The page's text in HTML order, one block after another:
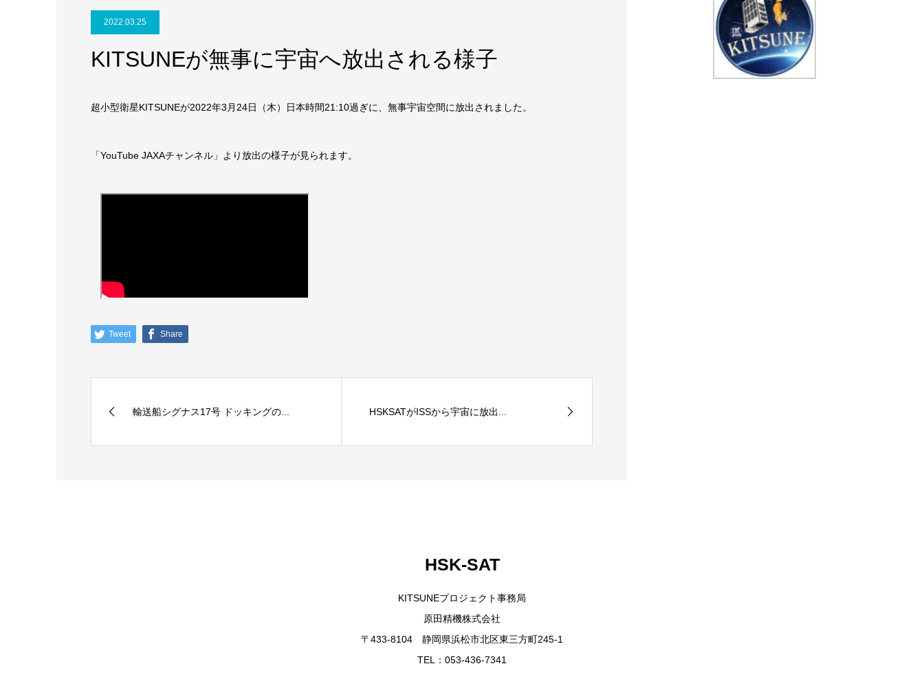
2022.03.25
KITSUNEが無事に宇宙へ放出される様子
超小型衛星KITSUNEが2022年3月24日（木）日本時間21:10過ぎに、無事宇宙空間に放出されました。
「YouTube JAXAチャンネル」より放出の様子が見られます。
Tweet Share
輸送船シグナス17号 ドッキングの... HSKSATがISSから宇宙に放出...
HSK-SAT
KITSUNEプロジェクト事務局
原田精機株式会社
〒433-8104 静岡県浜松市北区東三方町245-1
TEL：053-436-7341